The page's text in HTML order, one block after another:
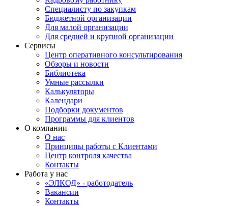
Специалисту по закупкам
Бюджетной организации
Для малой организации
Для средней и крупной организации
Сервисы
Центр оперативного консультирования
Обзоры и новости
Библиотека
Умные рассылки
Калькуляторы
Календари
Подборки документов
Программы для клиентов
О компании
О нас
Принципы работы с Клиентами
Центр контроля качества
Контакты
Работа у нас
«ЭЛКОД» - работодатель
Вакансии
Контакты